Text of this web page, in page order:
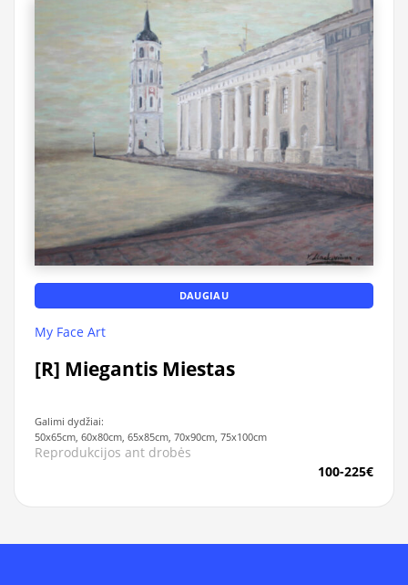
DAUGIAU
My Face Art
[R] Miegantis Miestas
Galimi dydžiai:
50x65cm, 60x80cm, 65x85cm, 70x90cm, 75x100cm
Reprodukcijos ant drobės
100-225€